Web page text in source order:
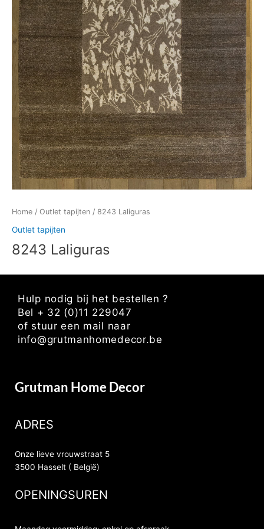
Home / Outlet tapijten / 8243 Laliguras
Outlet tapijten
8243 Laliguras
Hulp nodig bij het bestellen ?
Bel + 32 (0)11 229047
of stuur een mail naar
info@grutmanhomedecor.be
Grutman Home Decor
ADRES
Onze lieve vrouwstraat 5
3500 Hasselt ( België)
OPENINGSUREN